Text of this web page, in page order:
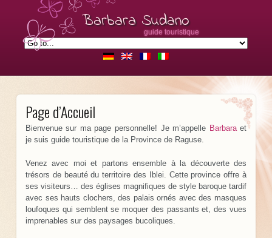
Barbara Sudano
guide touristique
Page d’Accueil
Bienvenue sur ma page personnelle! Je m’appelle Barbaraet
je suis guide touristique de la Province de Raguse.
Venez avec moi et partons ensemble à la découverte des
trésors de beauté du territoire des Iblei. Cette province offre à
ses visiteurs… des églises magnifiques de style baroque tardif
avec ses hauts clochers, des palais ornés avec des masques
loufoques qui semblent se moquer des passants et, des vues
imprenables sur des paysages bucoliques.